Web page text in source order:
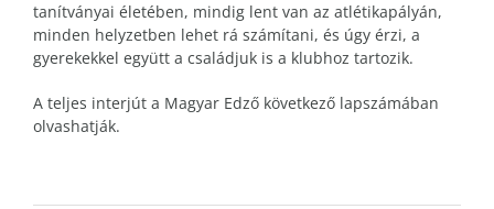
tanítványai életében, mindig lent van az atlétikapályán,
minden helyzetben lehet rá számítani, és úgy érzi, a
gyerekekkel együtt a családjuk is a klubhoz tartozik.
A teljes interjút a Magyar Edző következő lapszámában
olvashatják.